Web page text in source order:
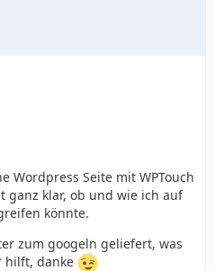
Wordpress Seite mit WPTouch
ganz klar, ob und wie ich auf
könnte.
zum googeln geliefert, was
hilft, danke